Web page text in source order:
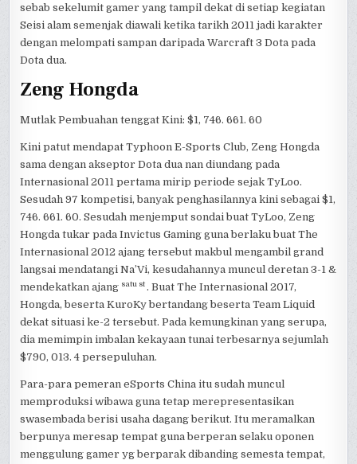
sebab sekelumit gamer yang tampil dekat di setiap kegiatan
Seisi alam semenjak diawali ketika tarikh 2011 jadi karakter
dengan melompati sampan daripada Warcraft 3 Dota pada
Dota dua.
Zeng Hongda
Mutlak Pembuahan tenggat Kini: $1, 746. 661. 60
Kini patut mendapat Typhoon E-Sports Club, Zeng Hongda
sama dengan akseptor Dota dua nan diundang pada
Internasional 2011 pertama mirip periode sejak TyLoo.
Sesudah 97 kompetisi, banyak penghasilannya kini sebagai $1,
746. 661. 60. Sesudah menjemput sondai buat TyLoo, Zeng
Hongda tukar pada Invictus Gaming guna berlaku buat The
Internasional 2012 ajang tersebut makbul mengambil grand
langsai mendatangi Na’Vi, kesudahannya muncul deretan 3-1 &
mendekatkan ajang satu st . Buat The Internasional 2017,
Hongda, beserta KuroKy bertandang beserta Team Liquid
dekat situasi ke-2 tersebut. Pada kemungkinan yang serupa,
dia memimpin imbalan kekayaan tunai terbesarnya sejumlah
$790, 013. 4 persepuluhan.
Para-para pemeran eSports China itu sudah muncul
memproduksi wibawa guna tetap merepresentasikan
swasembada berisi usaha dagang berikut. Itu meramalkan
berpunya meresap tempat guna berperan selaku oponen
menggulung gamer yg berparak dibanding semesta tempat,